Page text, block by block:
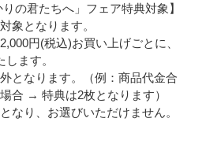
の君たちへ」フェア特典対象】
象となります。
円(税込)お買い上げごとに、
ます。
となります。（例：商品代金合
合 → 特典は2枚となります）
なり、お選びいただけません。